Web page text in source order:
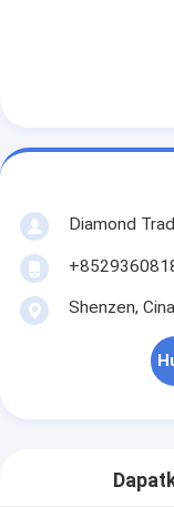
Diamond
Shenzen, Cina